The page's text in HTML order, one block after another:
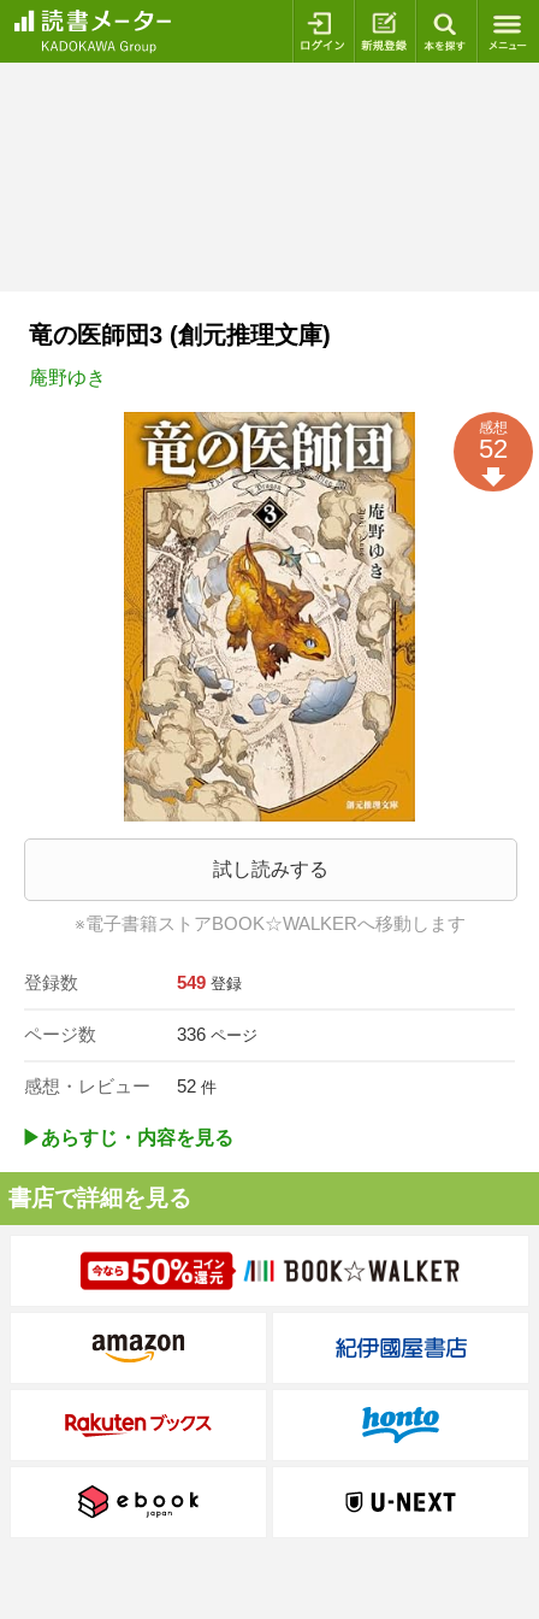
ログイン 新規登録
竜の医師団3 (創元推理文庫)
庵野ゆき
試し読みする
※電子書籍ストアBOOK☆WALKERへ移動します
登録数 549 登録
ページ数 336 ページ
感想・レビュー 52 件
感想
52
▶︎あらすじ・内容を見る
書店で詳細を見る